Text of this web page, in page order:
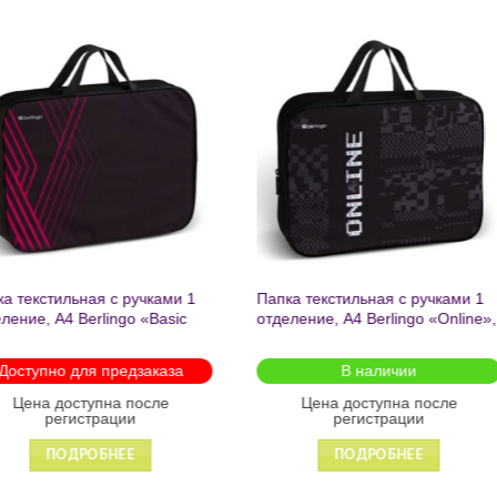
Добавить
в список
желаний
текстильная с ручками 1
А4 Berlingo «Online»,
1222
В наличии
Цена доступна после
регистрации
ПОДРОБНЕЕ
Добавить
в список
желаний
Пенал на молнии 1 отделение
19.5х7х5.5 см Фразы с
полиэстер арт.71943 Феникс+
Доступно для предзаказа
Цена доступна после
регистрации
ПОДРОБНЕЕ